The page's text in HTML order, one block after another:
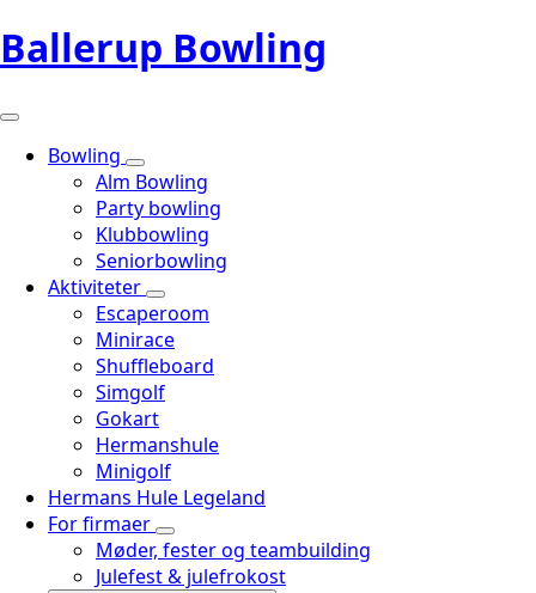
Ballerup Bowling
Bowling
Alm Bowling
Party bowling
Klubbowling
Seniorbowling
Aktiviteter
Escaperoom
Minirace
Shuffleboard
Simgolf
Gokart
Hermanshule
Minigolf
Hermans Hule Legeland
For firmaer
Møder, fester og teambuilding
Julefest & julefrokost